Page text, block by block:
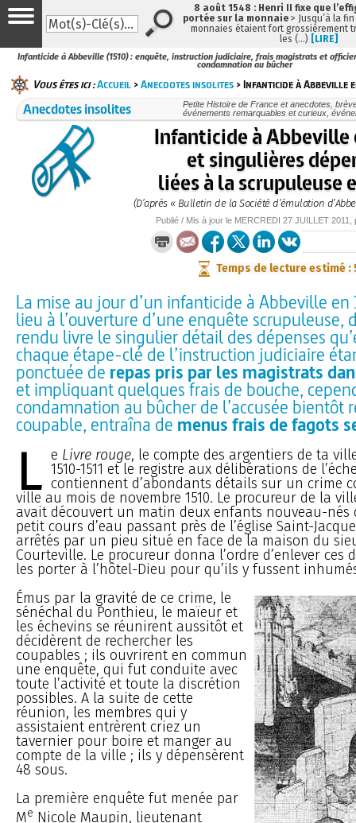
Infanticide à Abbeville (1510) : enquête, instruction judiciaire, frais magistrats et
condamnation au bûcher
Vous êtes ici :Accueil >Anecdotes insolites > Infanticide à Abbeville
Anecdotes insolites
Petite Histoire de France et anecdotes,
événements remarquables et curieux,
Infanticide à Abbeville
et singulières
liées à la scrupuleuse
(D’après « Bulletin de la Société d’émulation
Publié / Mis à jour le MERCREDI 27 JUILLET 2011
Temps de lecture estimé :
La mise au jour d’un infanticide à Abbeville en
lieu à l’ouverture d’une enquête
rendu livre le singulier détail des dépenses
chaque étape-clé de l’instruction judiciaire
ponctuée de repas pris par les magistrats
et impliquant quelques frais de bouche,
condamnation au bûcher de l’accusée bientôt
coupable, entraîna de menus frais de fagots
L e Livre rouge, le compte des argentiers de ta
1510-1511 et le registre aux délibérations de
contiennent d’abondants détails sur un crime
ville au mois de novembre 1510. Le procureur de la
avait découvert un matin deux enfants nouveau-nés
petit cours d’eau passant près de l’église Saint-
arrêtés par un pieu situé en face de la maison du
Courteville. Le procureur donna l’ordre d’enlever ces
les porter à l’hôtel-Dieu pour qu’ils y fussent
Émus par la gravité de ce crime, le
sénéchal du Ponthieu, le maïeur et
les échevins se réunirent aussitôt et
décidèrent de rechercher les
coupables ; ils ouvrirent en commun
une enquête, qui fut conduite avec
toute l’activité et toute la discrétion
possibles. A la suite de cette
réunion, les membres qui y
assistaient entrèrent criez un
tavernier pour boire et manger au
compte de la ville ; ils y dépensèrent
48 sous.
La première enquête fut menée par
Me Nicole Maupin, lieutenant
8 août 1548 : Henri II fixe que
portée sur la monnaie > Jusqu’à la
monnaies étaient fort grossièrement
les (…) [LIRE]